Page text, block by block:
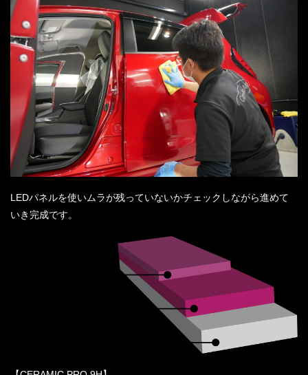
LEDパネルを使いムラが残っていないかチェックしながら進めて
いき完成です。